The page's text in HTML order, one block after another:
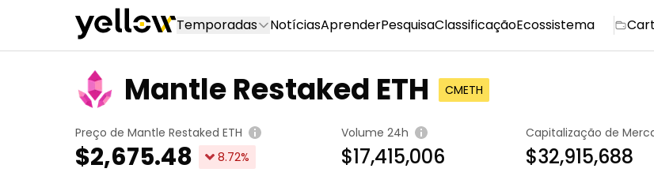
Temporadas NotíciasAprenderPesquisaClassificaçãoEcossistema
Mantle Restaked ETH CMETH
Preço de Mantle Restaked ETH
$2,675.48 8.72%
Volume 24h
$17,415,006
Capitalização de
$32,915,688